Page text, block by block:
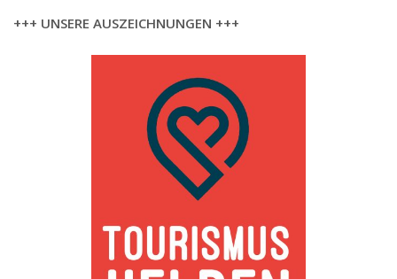
+++ UNSERE AUSZEICHNUNGEN +++